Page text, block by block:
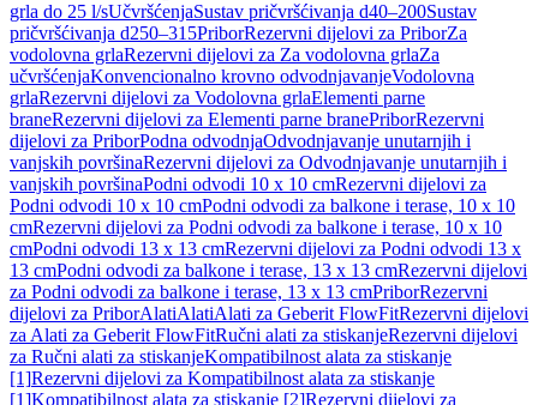
grla do 25 l/sUčvršćenjaSustav pričvršćivanja d40–200Sustav
pričvršćivanja d250–315PriborRezervni dijelovi za PriborZa
vodolovna grlaRezervni dijelovi za Za vodolovna grlaZa
učvršćenjaKonvencionalno krovno odvodnjavanjeVodolovna
grlaRezervni dijelovi za Vodolovna grlaElementi parne
braneRezervni dijelovi za Elementi parne branePriborRezervni
dijelovi za PriborPodna odvodnjaOdvodnjavanje unutarnjih i
vanjskih površinaRezervni dijelovi za Odvodnjavanje unutarnjih i
vanjskih površinaPodni odvodi 10 x 10 cmRezervni dijelovi za
Podni odvodi 10 x 10 cmPodni odvodi za balkone i terase, 10 x 10
cmRezervni dijelovi za Podni odvodi za balkone i terase, 10 x 10
cmPodni odvodi 13 x 13 cmRezervni dijelovi za Podni odvodi 13 x
13 cmPodni odvodi za balkone i terase, 13 x 13 cmRezervni dijelovi
za Podni odvodi za balkone i terase, 13 x 13 cmPriborRezervni
dijelovi za PriborAlatiAlatiAlati za Geberit FlowFitRezervni dijelovi
za Alati za Geberit FlowFitRučni alati za stiskanjeRezervni dijelovi
za Ručni alati za stiskanjeKompatibilnost alata za stiskanje
[1]Rezervni dijelovi za Kompatibilnost alata za stiskanje
[1]Kompatibilnost alata za stiskanje [2]Rezervni dijelovi za